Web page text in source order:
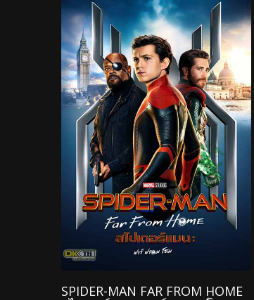
SPIDER-MAN FAR FROM HOME